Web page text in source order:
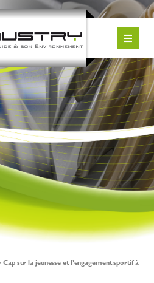
Cap sur la jeunesse et l’engagement sportif à